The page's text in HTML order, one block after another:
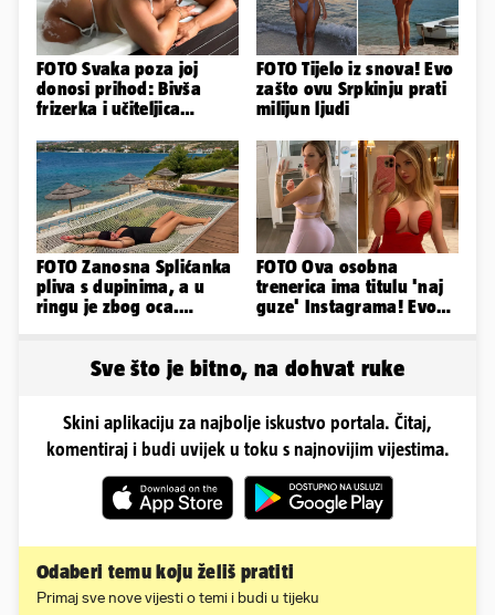
FOTO Svaka poza joj
donosi prihod: Bivša
frizerka i učiteljica
Instagram
FOTO Tijelo iz snova! Evo
zašto ovu Srpkinju prati
milijun ljudi
FOTO Zanosna Splićanka
pliva s dupinima, a u
ringu je zbog oca.
FOTO Ova osobna
trenerica ima titulu 'naj
guze' Instagrama! Evo
Sve što je bitno, na dohvat ruke
Skini aplikaciju za najbolje iskustvo portala. Čitaj,
komentiraj i budi uvijek u toku s najnovijim vijestima.
Odaberi temu koju želiš pratiti
Primaj sve nove vijesti o temi i budi u tijeku